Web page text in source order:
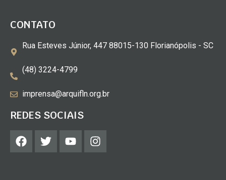
CONTATO
Rua Esteves Júnior, 447 88015-130 Florianópolis - SC
(48) 3224-4799
imprensa@arquifln.org.br
REDES SOCIAIS